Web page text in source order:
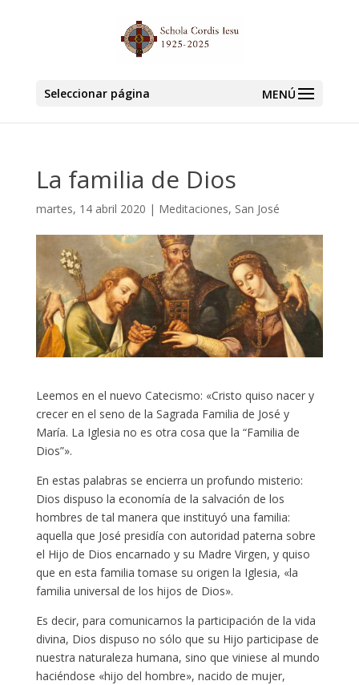
Seleccionar página
La familia de Dios
martes, 14 abril 2020 | Meditaciones, San José
Leemos en el nuevo Catecismo: «Cristo quiso nacer y
crecer en el seno de la Sagrada Familia de José y
María. La Iglesia no es otra cosa que la “Familia de
Dios”».
En estas palabras se encierra un profundo misterio:
Dios dispuso la economía de la salvación de los
hombres de tal manera que instituyó una familia:
aquella que José presidía con autoridad paterna sobre
el Hijo de Dios encarnado y su Madre Virgen, y quiso
que en esta familia tomase su origen la Iglesia, «la
familia universal de los hijos de Dios».
Es decir, para comunicarnos la participación de la vida
divina, Dios dispuso no sólo que su Hijo participase de
nuestra naturaleza humana, sino que viniese al mundo
haciéndose «hijo del hombre», nacido de mujer,